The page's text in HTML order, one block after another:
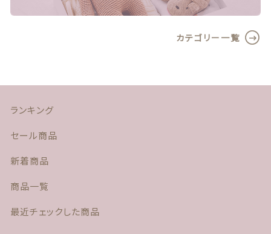
カテゴリー一覧
ランキング
セール商品
新着商品
商品一覧
最近チェックした商品
© nico2021 by sunimmy